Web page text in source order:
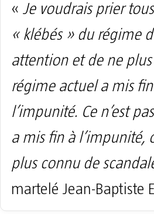
« Je voudrais prier
« klébés » du régime
attention et de ne
régime actuel a mis
l’impunité. Ce n’est
a mis fin à l’impunité,
plus connu de
martelé Jean-Baptiste